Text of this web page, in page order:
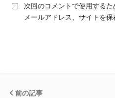
次回のコメントで使用するた
メールアドレス、サイトを保
前の記事